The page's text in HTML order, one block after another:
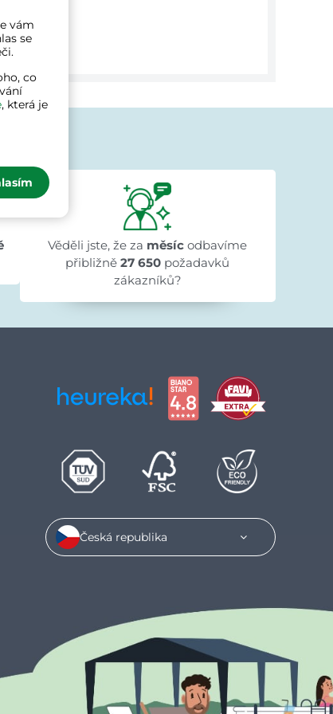
Ivana Ježková
před 1 dnem
★★★★★
★★★★★
★★★★★
"Přehlednost stránek a rychlé dodání."
Věděli jste, že za měsíc odbavíme
přibližně27 650 požadavků
zákazníků?
Česká republika
vám
se
co
, která je